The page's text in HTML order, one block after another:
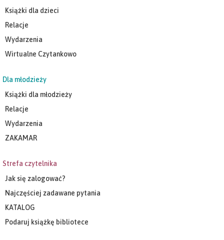
Książki dla dzieci
Relacje
Wydarzenia
Wirtualne Czytankowo
Dla młodzieży
Książki dla młodzieży
Relacje
Wydarzenia
ZAKAMAR
Strefa czytelnika
Jak się zalogować?
Najczęściej zadawane pytania
KATALOG
Podaruj książkę bibliotece